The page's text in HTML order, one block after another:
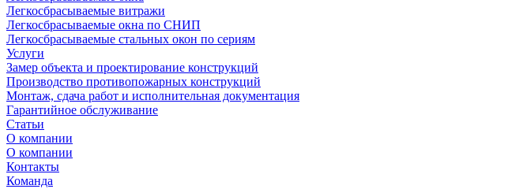
Легкосбрасываемые витражи
Легкосбрасываемые окна по СНИП
Легкосбрасываемые стальных окон по сериям
Услуги
Замер объекта и проектирование конструкций
Производство противопожарных конструкций
Монтаж, сдача работ и исполнительная документация
Гарантийное обслуживание
Статьи
О компании
О компании
Контакты
Команда